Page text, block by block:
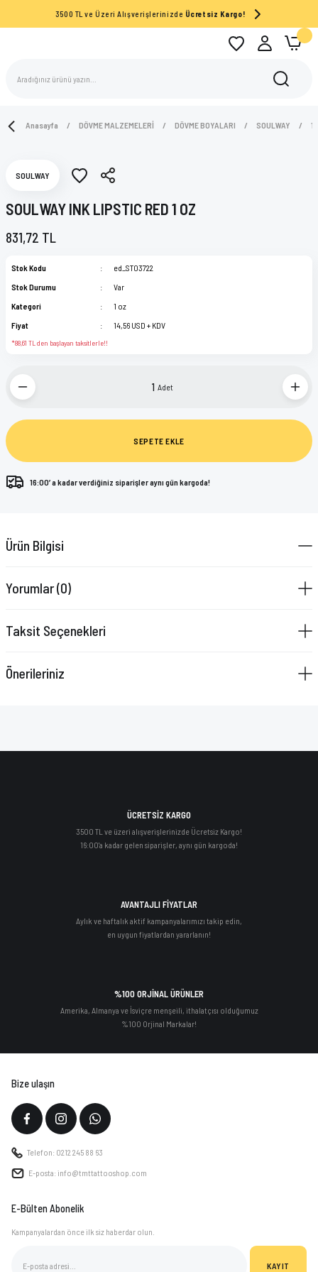
3500 TL ve Üzeri Alışverişlerinizde Ücretsiz Kargo!
Anasayfa DÖVME MALZEMELERİ DÖVME BOYALARI SOULWAY 1
SOULWAY
SOULWAY INK LIPSTIC RED 1 OZ
831,72 TL
Stok Kodu
ed_ST03722
Stok Durumu
Var
Kategori
1 oz
Fiyat
14,56 USD + KDV
*88,61 TL den başlayan taksitlerle!!
Adet
SEPETE EKLE
16:00’ a kadar verdiğiniz siparişler aynı gün kargoda!
Ürün Bilgisi
Yorumlar (0)
Taksit Seçenekleri
Önerileriniz
ÜCRETSİZ KARGO
3500 TL ve üzeri alışverişlerinizde Ücretsiz Kargo!
16:00'a kadar gelen siparişler, aynı gün kargoda!
AVANTAJLI FİYATLAR
Aylık ve haftalık aktif kampanyalarımızı takip edin,
en uygun fiyatlardan yararlanın!
%100 ORJİNAL ÜRÜNLER
Amerika, Almanya ve İsviçre menşeili, ithalatçısı olduğumuz
%100 Orjinal Markalar!
Bize ulaşın
Telefon: 0212 245 88 63
E-posta: info@tmttattooshop.com
E-Bülten Abonelik
Kampanyalardan önce ilk siz haberdar olun.
KAYIT